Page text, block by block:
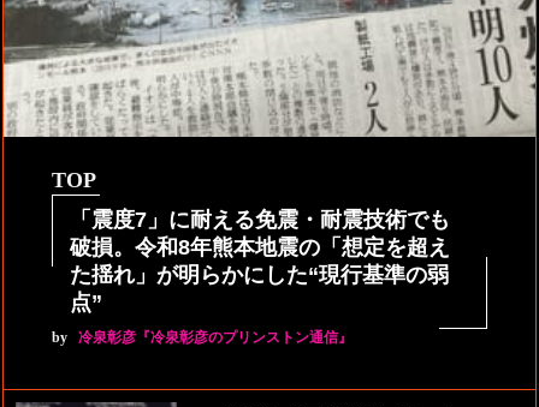
TOP
「震度7」に耐える免震・耐震技術でも
破損。令和8年熊本地震の「想定を超え
た揺れ」が明らかにした“現行基準の弱
点”
by 冷泉彰彦『冷泉彰彦のプリンストン通信』